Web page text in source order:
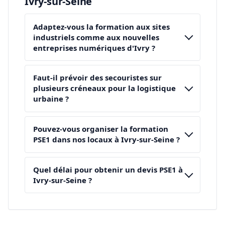
Adaptez-vous la formation aux sites
industriels comme aux nouvelles
entreprises numériques d'Ivry ?
Faut-il prévoir des secouristes sur
plusieurs créneaux pour la logistique
urbaine ?
Pouvez-vous organiser la formation
PSE1 dans nos locaux à Ivry-sur-Seine ?
Quel délai pour obtenir un devis PSE1 à
Ivry-sur-Seine ?